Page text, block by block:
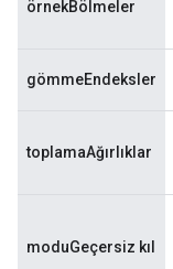
örnekBölmeler
gömmeEndeksler
toplamaAğırlıklar
moduGeçersiz kıl